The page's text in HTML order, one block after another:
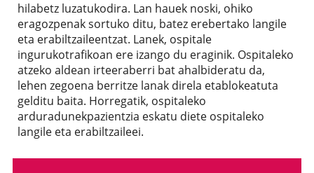
hilabetz luzatukodira. Lan hauek noski, ohiko
eragozpenak sortuko ditu, batez erebertako langile
eta erabiltzaileentzat. Lanek, ospitale
ingurukotrafikoan ere izango du eraginik. Ospitaleko
atzeko aldean irteeraberri bat ahalbideratu da,
lehen zegoena berritze lanak direla etablokeatuta
gelditu baita. Horregatik, ospitaleko
arduradunekpazientzia eskatu diete ospitaleko
langile eta erabiltzaileei.